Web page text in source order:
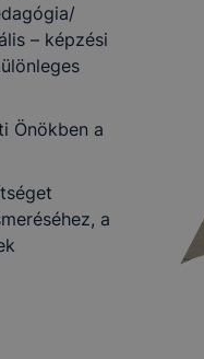
– képzési
Önökben a
a